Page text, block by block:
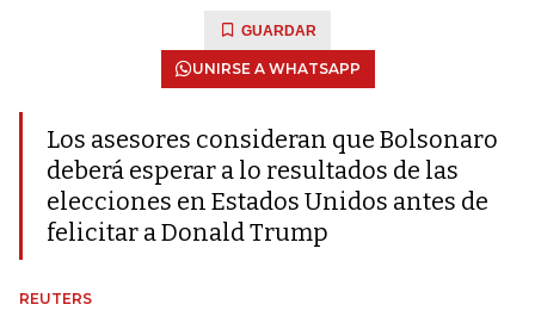
GUARDAR
UNIRSE A WHATSAPP
Los asesores consideran que Bolsonaro
deberá esperar a lo resultados de las
elecciones en Estados Unidos antes de
felicitar a Donald Trump
REUTERS